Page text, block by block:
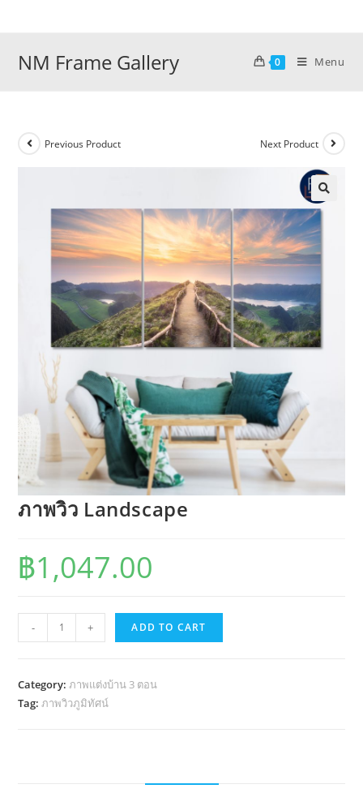
NM Frame Gallery 0 Menu
Previous Product Next Product
ภาพวิว Landscape
฿1,047.00
วิว
quantity
- + ADD TO CART
Category:ภาพแต่งบ้าน 3 ตอน
Tag:ภาพวิวภูมิทัศน์